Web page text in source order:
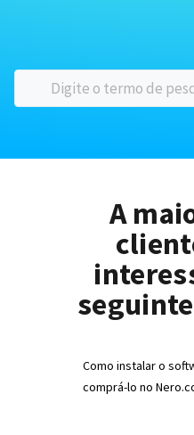
A
Como instalar o
comprá-lo no